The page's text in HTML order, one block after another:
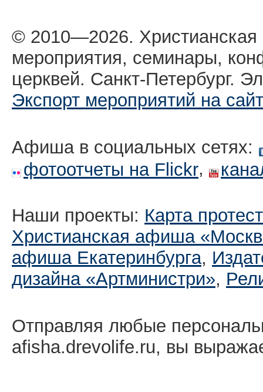
© 2010—2026.
мероприятия, семинары,
церквей. Санкт-Петербург.
Экспорт мероприятий на сайт
Афиша в социальных сетях:
фотоотчеты на Flickr,
Наши проекты: Карта
Христианская афиша
афиша Екатеринбургa,
дизайна «Артминистри»,
Отправляя любые
afisha.drevolife.ru, вы